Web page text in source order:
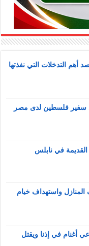
أهم التدخلات التي نفذتها
سفير فلسطين لدى مصر
القديمة في نابلس
واستهداف خيام
أغنام في إذنا ويقتل